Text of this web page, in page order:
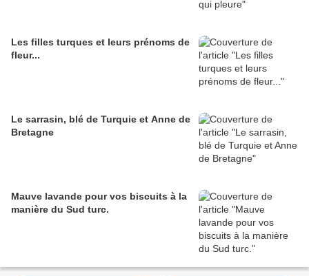
Les filles turques et leurs prénoms de
fleur...
Le sarrasin, blé de Turquie et Anne de
Bretagne
Mauve lavande pour vos biscuits à la
manière du Sud turc.